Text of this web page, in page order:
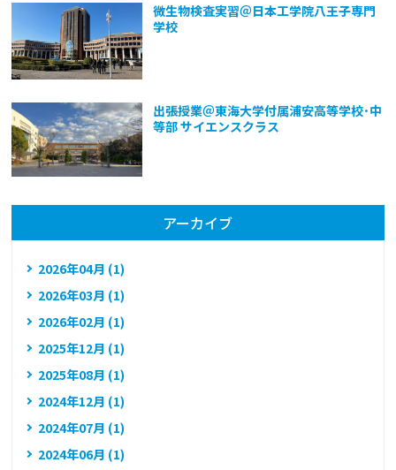
微生物検査実習＠日本工学院八王子専門
学校
出張授業＠東海大学付属浦安高等学校･中
等部 サイエンスクラス
アーカイブ
2026年04月 (1)
2026年03月 (1)
2026年02月 (1)
2025年12月 (1)
2025年08月 (1)
2024年12月 (1)
2024年07月 (1)
2024年06月 (1)